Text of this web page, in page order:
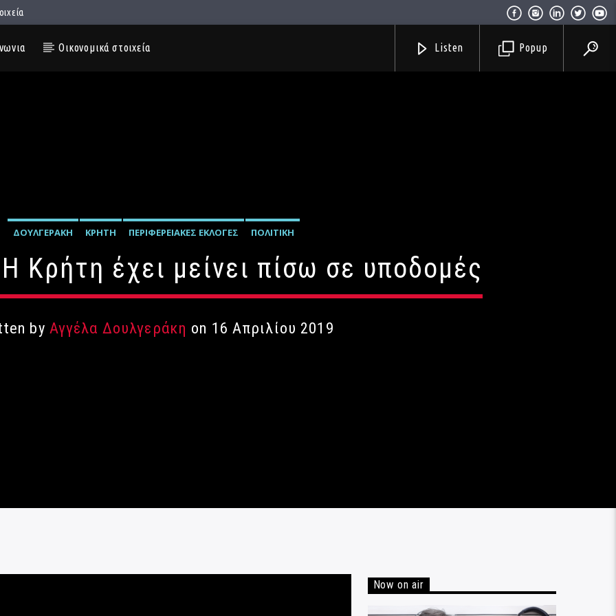
Οικονομικά στοιχεία Popup
Listen
ΔΟΥΛΓΕΡΆΚΗ ΚΡΉΤΗ ΠΕΡΙΦΕΡΕΙΑΚΈΣ ΕΚΛΟΓΈΣ ΠΟΛΙΤΙΚΉ
Κρήτη έχει μείνει πίσω σε υποδομές
by Αγγέλα Δουλγεράκη on 16 Απριλίου 2019
Now on air